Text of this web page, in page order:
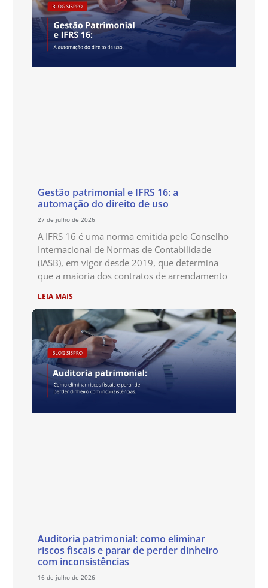
Gestão patrimonial e IFRS 16: a
automação do direito de uso
27 de julho de 2026
A IFRS 16 é uma norma emitida pelo Conselho
Internacional de Normas de Contabilidade
(IASB), em vigor desde 2019, que determina
que a maioria dos contratos de arrendamento
LEIA MAIS
Auditoria patrimonial: como eliminar
riscos fiscais e parar de perder dinheiro
com inconsistências
16 de julho de 2026